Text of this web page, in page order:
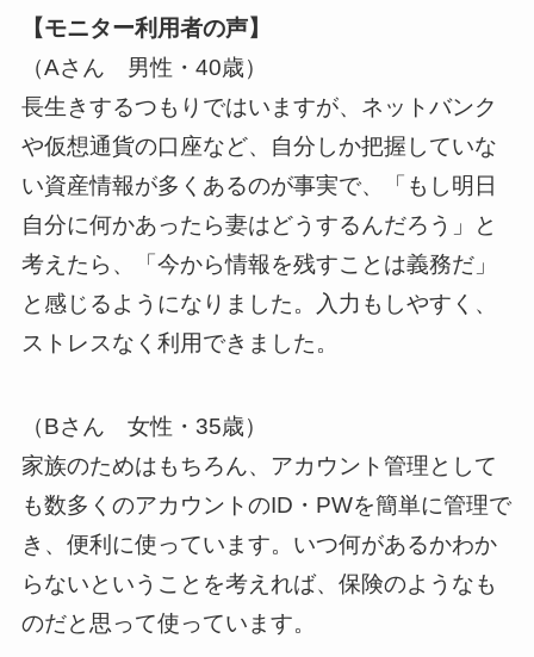
【モニター利用者の声】
（Aさん 男性・40歳）
長生きするつもりではいますが、ネットバンク
や仮想通貨の口座など、自分しか把握していな
い資産情報が多くあるのが事実で、「もし明日
自分に何かあったら妻はどうするんだろう」と
考えたら、「今から情報を残すことは義務だ」
と感じるようになりました。入力もしやすく、
ストレスなく利用できました。
（Bさん 女性・35歳）
家族のためはもちろん、アカウント管理として
も数多くのアカウントのID・PWを簡単に管理で
き、便利に使っています。いつ何があるかわか
らないということを考えれば、保険のようなも
のだと思って使っています。